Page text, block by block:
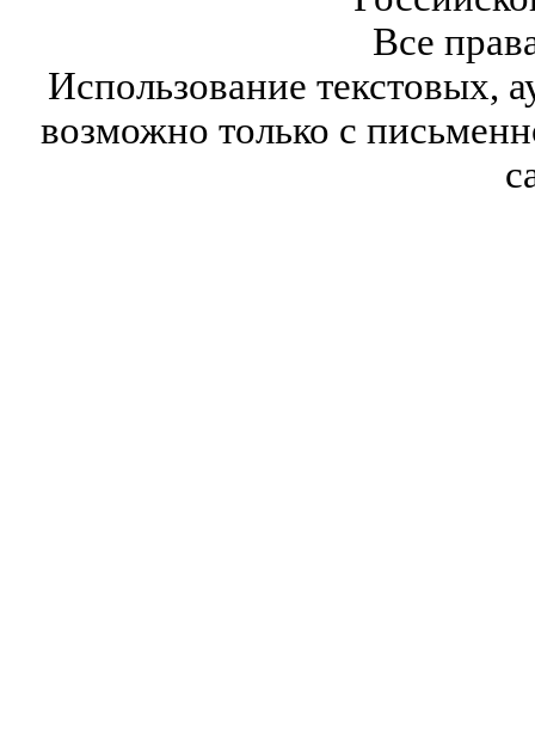
Все
Использование текстовых,
возможно только с